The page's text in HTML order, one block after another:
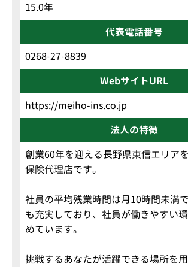
15.0年
代表電話番号
0268-27-8839
WebサイトURL
https://meiho-ins.co.jp
法人の特徴
創業60年を迎える長野県東信エリア
保険代理店です。
社員の平均残業時間は月10時間未満
も充実しており、社員が働きやすい
めています。
挑戦するあなたが活躍できる場所を